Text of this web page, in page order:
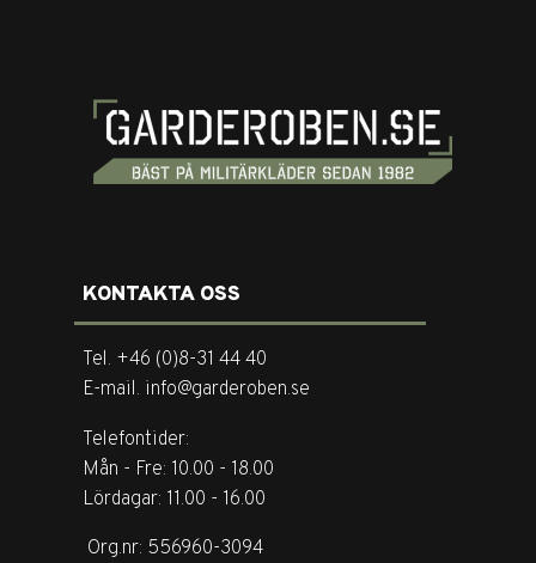
KONTAKTA OSS
Tel. +46 (0)8-31 44 40
E-mail. info@garderoben.se
Telefontider:
Mån - Fre: 10.00 - 18.00
Lördagar: 11.00 - 16.00
Org.nr: 556960-3094